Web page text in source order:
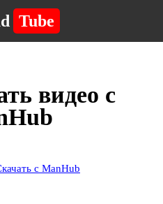
Tube
видео с
с ManHub